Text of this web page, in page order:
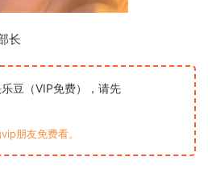
长
豆（VIP免费），请先
朋友免费看。